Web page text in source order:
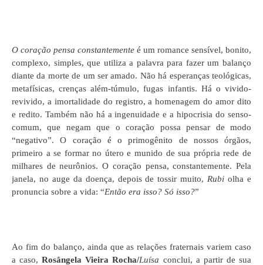
O coração pensa constantemente é um romance sensível, bonito,
complexo, simples, que utiliza a palavra para fazer um balanço
diante da morte de um ser amado. Não há esperanças teológicas,
metafísicas, crenças além-túmulo, fugas infantis. Há o vivido-
revivido, a imortalidade do registro, a homenagem do amor dito
e redito. Também não há a ingenuidade e a hipocrisia do senso-
comum, que negam que o coração possa pensar de modo
“negativo”. O coração é o primogênito de nossos órgãos,
primeiro a se formar no útero e munido de sua própria rede de
milhares de neurônios. O coração pensa, constantemente. Pela
janela, no auge da doença, depois de tossir muito, Rubi olha e
pronuncia sobre a vida: “Então era isso? Só isso?”
Ao fim do balanço, ainda que as relações fraternais variem caso
a caso,Rosângela Vieira Rocha/Luísa conclui, a partir de sua